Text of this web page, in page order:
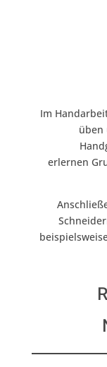
Im
üben
erlernen